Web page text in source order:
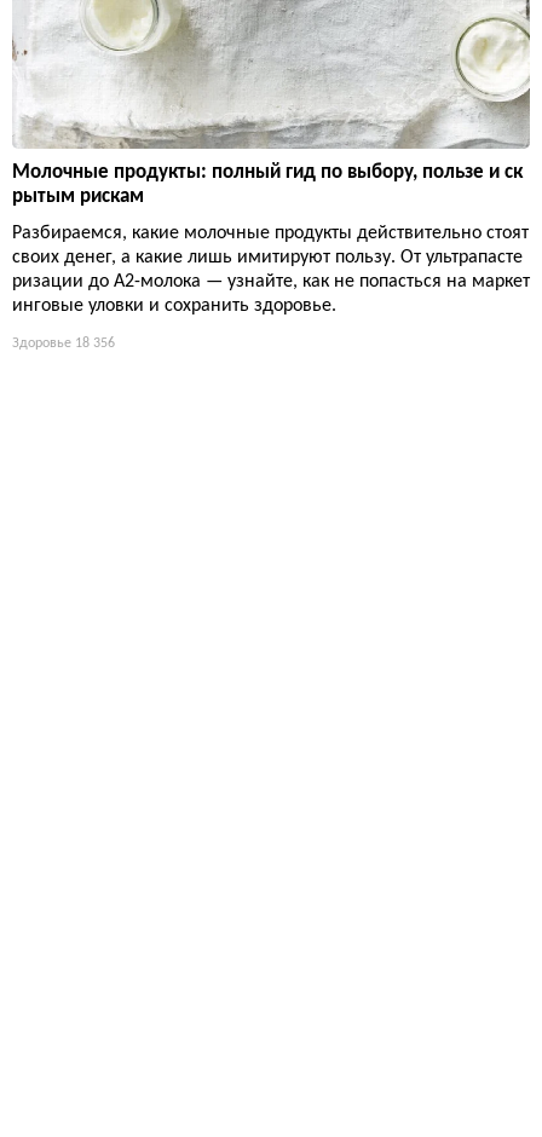
Молочные продукты: полный гид по выбору, пользе и ск
рытым рискам
Разбираемся, какие молочные продукты действительно стоят
своих денег, а какие лишь имитируют пользу. От ультрапасте
ризации до А2-молока — узнайте, как не попасться на маркет
инговые уловки и сохранить здоровье.
Здоровье 18 356